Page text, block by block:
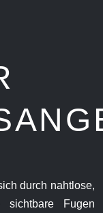
durch nahtlose,
Fugen